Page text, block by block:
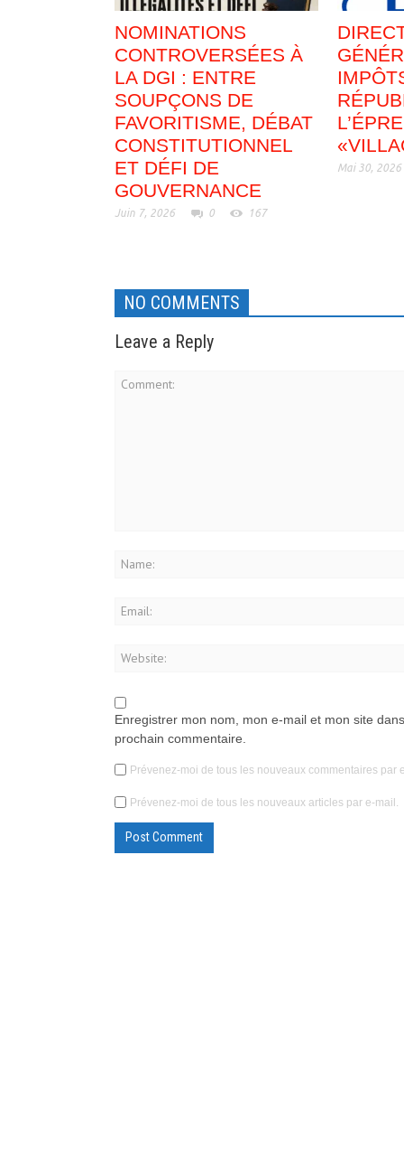
NOMINATIONS
CONTROVERSÉES À
LA DGI : ENTRE
SOUPÇONS DE
FAVORITISME, DÉBAT
CONSTITUTIONNEL
ET DÉFI DE
GOUVERNANCE
Juin 7, 2026 0 167
Mai 30, 2026
NO COMMENTS
Leave a Reply
Enregistrer mon nom, mon e-mail et mon site
prochain commentaire.
Prévenez-moi de tous les nouveaux commentaires par
Prévenez-moi de tous les nouveaux articles par e-mail.